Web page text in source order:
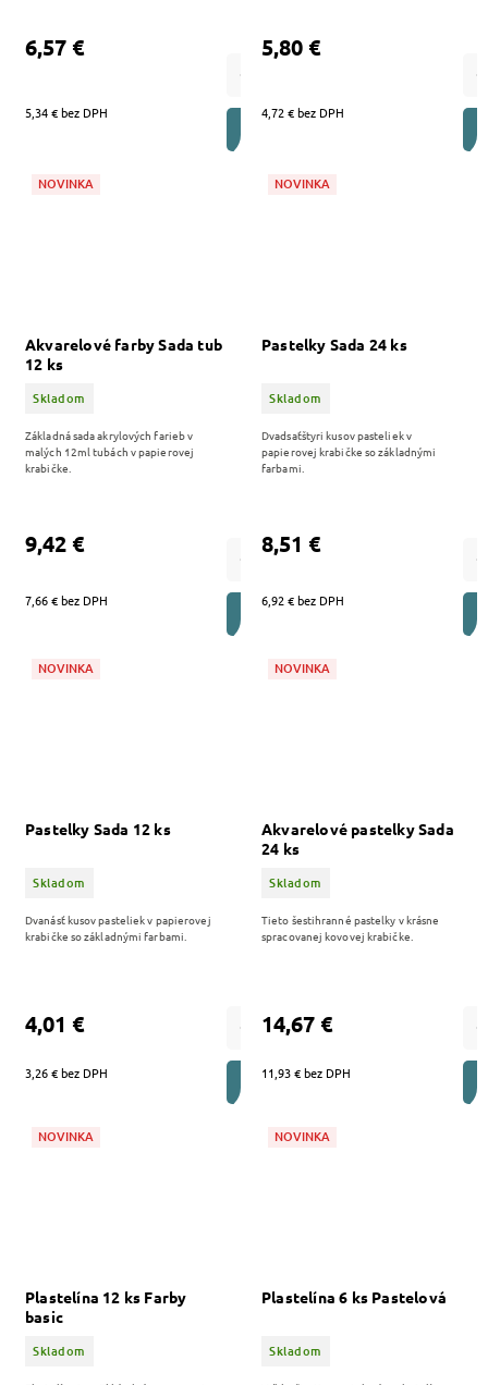
5,34 € bez DPH
6,57 €
4,72 € bez DPH
5,80 €
NOVINKA
Akvarelové farby Sada tub
12 ks
Skladom
7,66 € bez DPH
9,42 €
Základná sada akrylových farieb v
malých 12ml tubách v papierovej
krabičke.
NOVINKA
Pastelky Sada 24 ks
Skladom
6,92 € bez DPH
8,51 €
Dvadsaťštyri kusov pasteliek v
papierovej krabičke so základnými
farbami.
NOVINKA
Pastelky Sada 12 ks
Skladom
3,26 € bez DPH
4,01 €
DO KOŠÍKA
Dvanásť kusov pasteliek v papierovej
krabičke so základnými farbami.
NOVINKA
Akvarelové pastelky Sada
24 ks
Skladom
11,93 € bez DPH
14,67 €
Tieto šestihranné pastelky v krásne
spracovanej kovovej krabičke.
NOVINKA
Plastelína 12 ks Farby
basic
Skladom
NOVINKA
Plastelína 6 ks Pastelová
Skladom